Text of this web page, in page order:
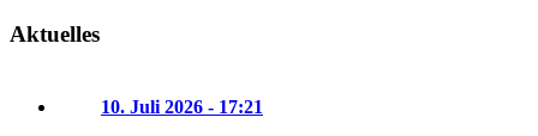
Aktuelles
10. Juli 2026 - 17:21